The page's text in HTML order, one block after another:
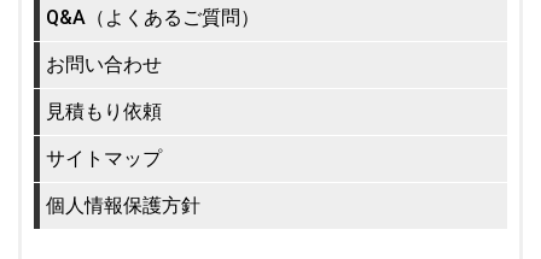
Q&A（よくあるご質問）
お問い合わせ
見積もり依頼
サイトマップ
個人情報保護方針